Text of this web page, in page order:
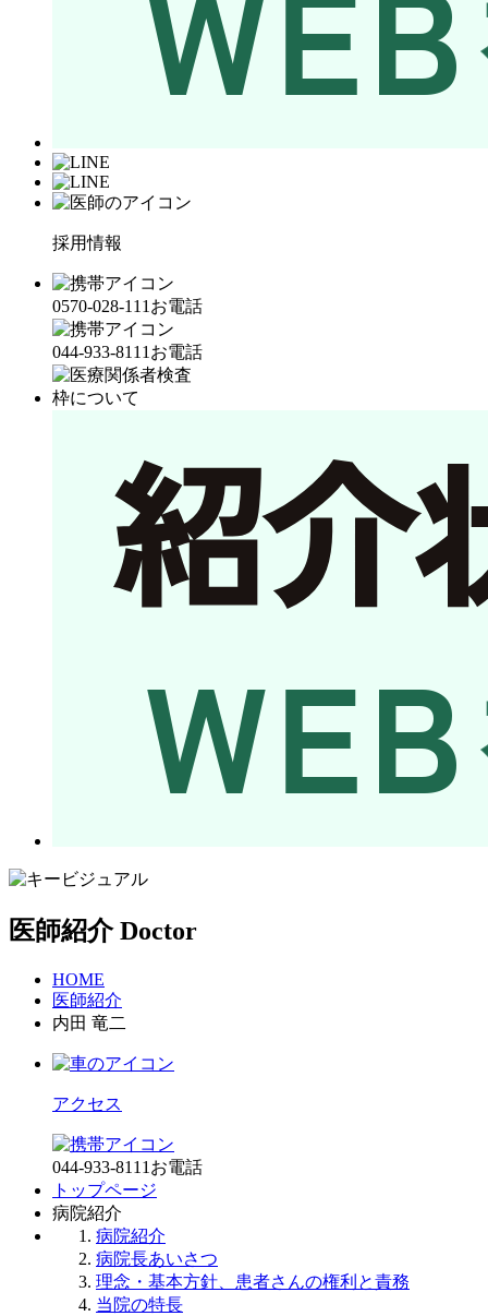
採用情報
0570-028-111 お電話
044-933-8111 お電話
医師紹介 Doctor
HOME
医師紹介
内田 竜二
アクセス
044-933-8111 お電話
トップページ
病院紹介
病院紹介
病院長あいさつ
理念・基本方針、患者さんの権利と責務
当院の特長